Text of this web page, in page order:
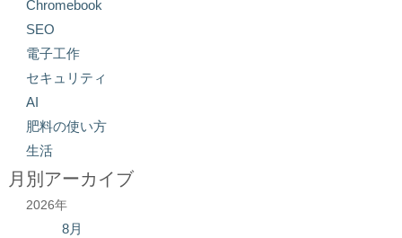
Chromebook
SEO
電子工作
セキュリティ
AI
肥料の使い方
生活
月別アーカイブ
2026年
8月